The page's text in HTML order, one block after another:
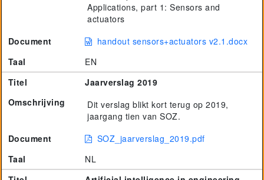
Applications, part 1: Sensors and
actuators
Document
handout sensors+actuators v2.1.docx
Taal
EN
Titel
Jaarverslag 2019
Omschrijving
Dit verslag blikt kort terug op 2019,
jaargang tien van SOZ.
Document
SOZ_jaarverslag_2019.pdf
Taal
NL